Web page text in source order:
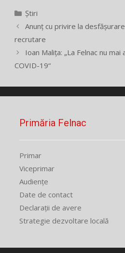
Categorii
Știri
Anunț cu privire la
recrutare
Ioan Malița: „La Felnac nu mai
COVID-19“
Primăria Felnac
Primar
Viceprimar
Audiențe
Date de contact
Declarații de avere
Strategie dezvoltare locală